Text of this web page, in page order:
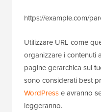
https://example.com/
Utilizzare URL come
organizzare i contenuti
pagine gerarchica sul
sono considerati best
WordPresse avranno
leggeranno.